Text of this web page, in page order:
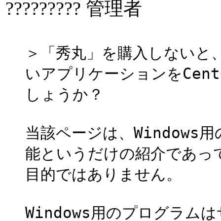
????????? 管理者
＞「秀丸」を購入しない
いアプリケーションを
しょうか？
当該ページは、Windows
能というだけの紹介であ
目的ではありません。
Windows用のプログラム